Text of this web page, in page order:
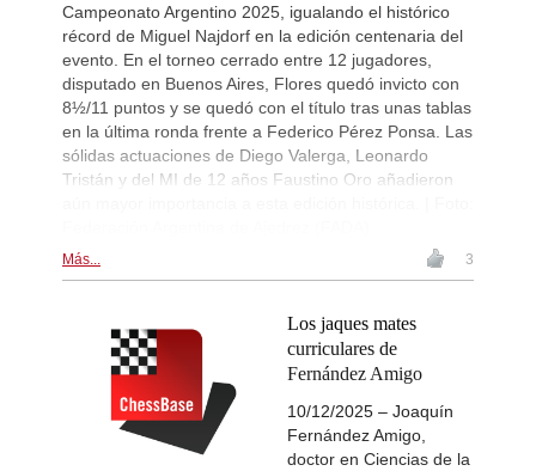
Campeonato Argentino 2025, igualando el histórico
récord de Miguel Najdorf en la edición centenaria del
evento. En el torneo cerrado entre 12 jugadores,
disputado en Buenos Aires, Flores quedó invicto con
8½/11 puntos y se quedó con el título tras unas tablas
en la última ronda frente a Federico Pérez Ponsa. Las
sólidas actuaciones de Diego Valerga, Leonardo
Tristán y del MI de 12 años Faustino Oro añadieron
Más... 3
Los jaques mates
curriculares de
Fernández Amigo
10/12/2025 – Joaquín
Fernández Amigo,
doctor en Ciencias de la